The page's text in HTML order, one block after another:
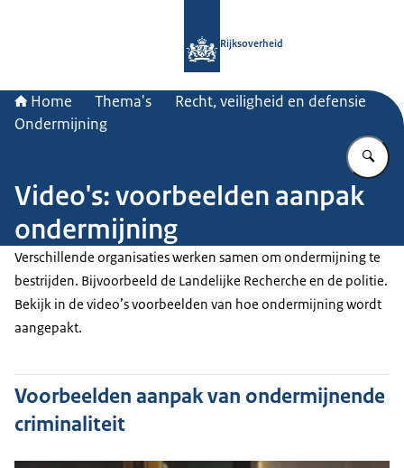
Rijksoverheid
Home Thema's
Recht, veiligheid en defensie
Ondermijning
Video's: voorbeelden aanpak
ondermijning
Verschillende organisaties werken samen om ondermijning te
bestrijden. Bijvoorbeeld de Landelijke Recherche en de politie.
Bekijk in de video’s voorbeelden van hoe ondermijning wordt
aangepakt.
Voorbeelden aanpak van ondermijnende
criminaliteit